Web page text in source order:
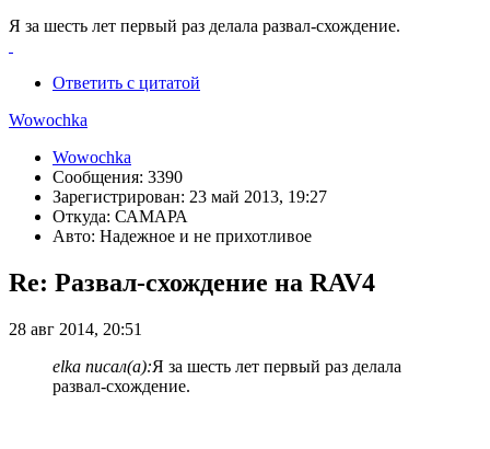
Я за шесть лет первый раз делала развал-схождение.
Ответить с цитатой
Wowochka
Wowochka
Сообщения: 3390
Зарегистрирован: 23 май 2013, 19:27
Откуда: САМАРА
Авто: Надежное и не прихотливое
Re: Развал-схождение на RAV4
28 авг 2014, 20:51
elka писал(а):Я за шесть лет первый раз делала
развал-схождение.